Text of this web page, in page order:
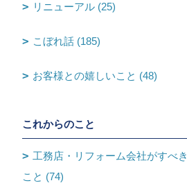
リニューアル (25)
こぼれ話 (185)
お客様との嬉しいこと (48)
これからのこと
工務店・リフォーム会社がすべき
こと (74)